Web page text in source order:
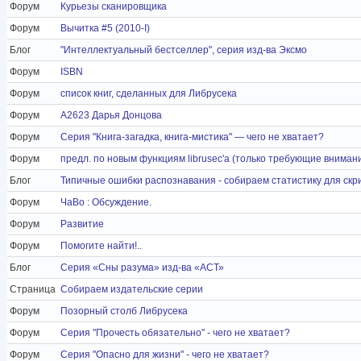
Форум
Курьезы сканировщика
Форум
Вычитка #5 (2010-I)
Блог
"Интеллектуальный бестселлер", серия изд-ва Эксмо
Форум
ISBN
Форум
список книг, сделанных для Либрусека
Форум
A2623 Дарья Донцова
Форум
Серия "Книга-загадка, книга-мистика" — чего не хватает?
Форум
предл. по новым функциям librusec'а (только требующие
Блог
Типичные ошибки распознавания - собираем статистику для
Форум
ЧаВо : Обсуждение.
Форум
Развитие
Форум
Помогите найти!..
Блог
Серия «Сны разума» изд-ва «АСТ»
Страница Собираем издательские серии
Форум
Позорный столб Либрусека
Форум
Серия "Прочесть обязательно" - чего не хватает?
Форум
Серия "Опасно для жизни" - чего не хватает?